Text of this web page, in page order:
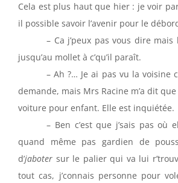
Cela est plus haut que hier : je voir
il possible savoir l’avenir pour le
– Ca j’peux pas vous dire mais
jusqu’au mollet à c’qu’il paraît.
– Ah ?… Je ai pas vu la voisine
demande, mais Mrs Racine m’a dit
voiture pour enfant. Elle est inquiétée.
– Ben c’est que j’sais pas où
quand même pas gardien de
d’jaboter sur le palier qui va lui
tout cas, j’connais personne pour